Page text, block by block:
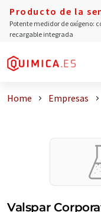
Producto de la
Potente medidor de oxígeno:
recargable integrada
Home Empresas
Valspar